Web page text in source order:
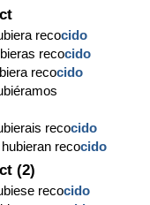
recocido
recocido
recocido
recocido
recocido
(2)
recocido